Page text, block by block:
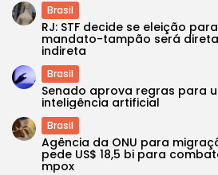
Brasil
RJ: STF decide se eleição para
mandato-tampão será
indireta
Brasil
Senado aprova regras para
inteligência artificial
Brasil
Agência da ONU para
pede US$ 18,5 bi para
mpox